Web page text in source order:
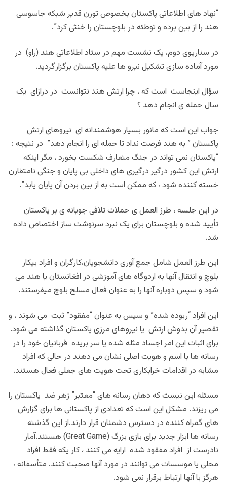
“نهاد‌ های اطلاعاتی پاکستان بخصوص تورن قدیر شبکه جاسوسی
هند را از بین برده و توطئه در بلوچستان را خنثی کرد.”
در سناریوی دوم، یک نشست مهم در ستاد اطلاعاتی هند (راو) در
مورد آماده سازی تشکیل نیرو ها علیه پاکستان برگزار‌گردید.
سؤال اینجاست است که ، چرا ارتش هند نتوانست در درازای یک
سال‌ حمله ی انجام دهد ؟
جواب این است که مانور بسیار هوشمندانه ای نیروهای ارتش
پاکستان ” به هند فرصت نداد تا حمله ای را انجام دهد” در نتیجه :
“پاکستان نمی تواند در جنگ متعارف شکست بخورد ، مگر اینکه
ارتش این کشور درگیر درگیری های داخلی بی پایان و جنگی نامتقارن
خسته کننده شود ، که ممکن است به از بین بردن آن پایان یابد.”
در این جلسه ، طرز العمل ی حملات تلافی جویانه ی بر پاکستان
تأیید شده و بلوچستان برای یک نبرد سرنوشت ساز اختصاص داده
شد.
این طرز العمل شامل جمع آوری دانشجویان،کارگران و افراد بیکار‌
بلوچ و انتقال آنها به اردوگاه های آموزشی در افغانستان یا هند می
شود و سپس دوباره آنها را به عنوان فعال مسلح بلوچ میفرستند.
این افراد “ربوده شده” و سپس به عنوان “مفقود” ثبت می شوند ، و
تقصیر آن بدوش ارتش یا نیروهای مرزی پاکستان گذاشته می شود.
برای اثبات این امر اجساد مثله شده یا سر بریده قربانیان خود را در
رسانه ها با اسم و هویت اصلی نشان می دهند در حالی كه افراد
مشابه در اقدامات خرابكاری تحت هویت های جعلی فعال هستند.
مسئله این نیست که دهان رسانه های “معتبر” زهر ضد پاکستان را
می ریزند. مشکل این است که تعدادی از پاکستانی ها برای گزارش
های گمراه کننده در دسترس دشمنان قرار دارند.از این گذشته
رسانه ها ابزار جدید برای بازی بزرگ (Great Game) هستند.آمار
نادرست از افراد مفقود شده ارایه می کنند ، کار یکه فقط افراد
محلی یا موسسات می توانند در مورد آنها صحبت کنند. متأسفانه ،
هرگز با آنها ارتباط برقرار نمی شود.